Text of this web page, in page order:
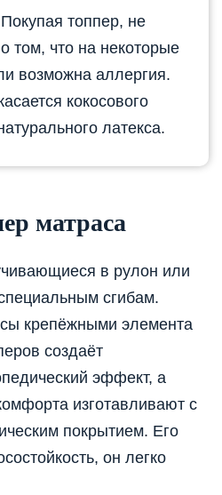
топпер, не
том, что на некоторые
возможна аллергия.
кокосового
латекса.
матраса
в рулон или
сгибам.
крепёжными элемента
создаёт
эффект, а
изготавливают с
покрытием. Его
он легко